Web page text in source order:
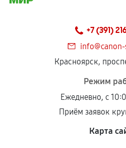
+7 (391)
Красноярск,
Режим
Ежедневно, с
Приём заявок
Карта